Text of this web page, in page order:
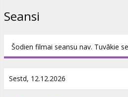
Seansi
Šodien filmai seansu nav. Tuvākie